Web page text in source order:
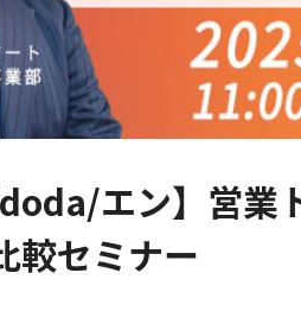
doda/エン】営業
較セミナー